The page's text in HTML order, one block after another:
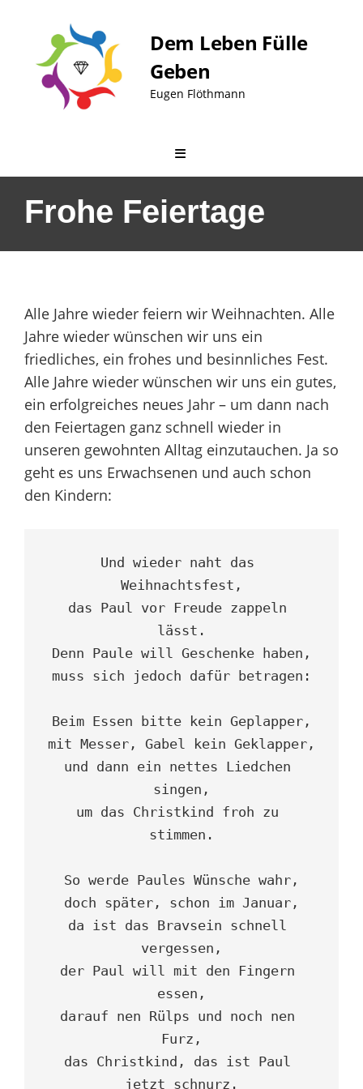
content
Dem Leben Fülle
Geben
Eugen Flöthmann
Frohe Feiertage
Alle Jahre wieder feiern wir Weihnachten. Alle
Jahre wieder wünschen wir uns ein
friedliches, ein frohes und besinnliches Fest.
Alle Jahre wieder wünschen wir uns ein gutes,
ein erfolgreiches neues Jahr – um dann nach
den Feiertagen ganz schnell wieder in
unseren gewohnten Alltag einzutauchen. Ja so
geht es uns Erwachsenen und auch schon
den Kindern:
Und wieder naht das
Weihnachtsfest,
das Paul vor Freude zappeln
lässt.
Denn Paule will Geschenke haben,
muss sich jedoch dafür betragen:
Beim Essen bitte kein Geplapper,
mit Messer, Gabel kein Geklapper,
und dann ein nettes Liedchen
singen,
um das Christkind froh zu
stimmen.
So werde Paules Wünsche wahr,
doch später, schon im Januar,
da ist das Bravsein schnell
vergessen,
der Paul will mit den Fingern
essen,
darauf nen Rülps und noch nen
Furz,
das Christkind, das ist Paul
jetzt schnurz.